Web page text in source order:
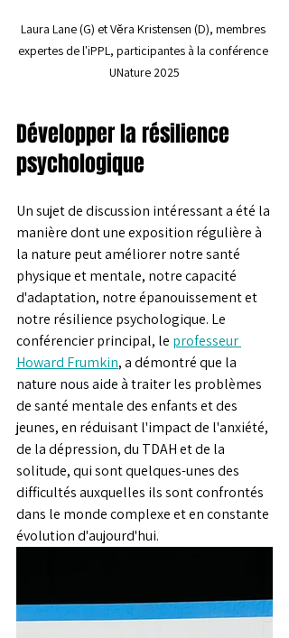
Laura Lane (G) et Věra Kristensen (D), membres
expertes de l'iPPL, participantes à la conférence
UNature 2025
Développer la résilience
psychologique
Un sujet de discussion intéressant a été la
manière dont une exposition régulière à
la nature peut améliorer notre santé
physique et mentale, notre capacité
d'adaptation, notre épanouissement et
notre résilience psychologique. Le
conférencier principal, le professeur
Howard Frumkin, a démontré que la
nature nous aide à traiter les problèmes
de santé mentale des enfants et des
jeunes, en réduisant l'impact de l'anxiété,
de la dépression, du TDAH et de la
solitude, qui sont quelques-unes des
difficultés auxquelles ils sont confrontés
dans le monde complexe et en constante
évolution d'aujourd'hui.